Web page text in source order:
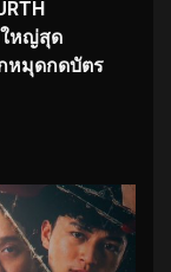
ใหญ่สุด
หมุดกดบัตร